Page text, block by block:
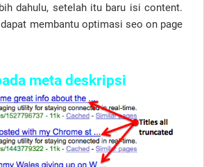
dahulu, setelah itu baru isi content.
membantu optimasi seo on page
meta deskripsi